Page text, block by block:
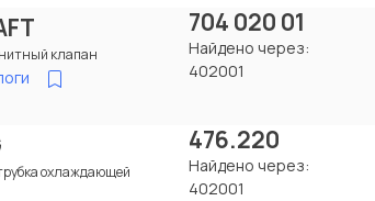
клапан
704 020 01
Найдено через:
402001
охлаждающей
476.220
Найдено через:
402001